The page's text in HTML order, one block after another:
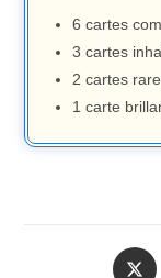
6 cartes
3 cartes
2 cartes
1 carte